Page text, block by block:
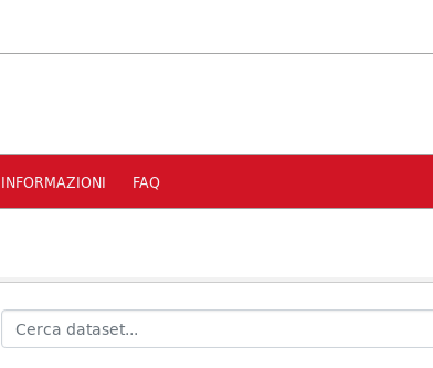
INFORMAZIONI FAQ